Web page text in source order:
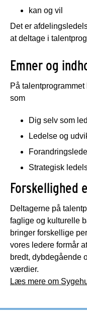
kan og vil
Det er
at deltage i
Emner og
På
som
Dig selv som
Ledelse og
Strategisk
Forskellighed
Deltagerne på
faglige og kulturelle
bringer forskellige
vores ledere formår
bredt, dybdegående
værdier.
Læs mere om